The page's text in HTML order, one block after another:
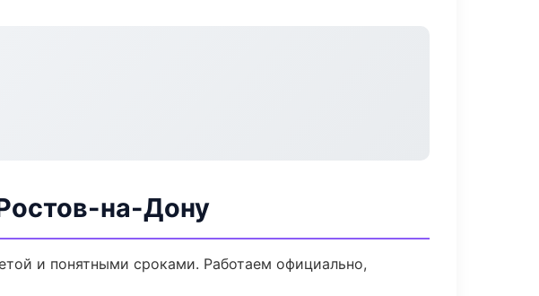
на-Дону
и понятными сроками. Работаем официально,